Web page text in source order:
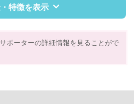
特徴を表示
企業型割引対象(旧内閣府補助対象)
ポーターの詳細情報を見ることがで